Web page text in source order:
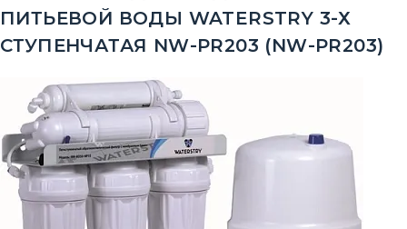
ПИТЬЕВОЙ ВОДЫ WATERSTRY 3-Х
СТУПЕНЧАТАЯ NW-PR203 (NW-PR203)